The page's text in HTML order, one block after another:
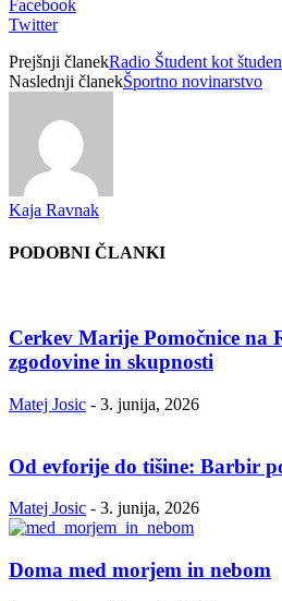
Facebook
Twitter
Prejšnji članekRadio Študent kot
Naslednji članekŠportno novinarstvo
Kaja Ravnak
PODOBNI ČLANKI
Cerkev Marije Pomočnice na
zgodovine in skupnosti
Matej Josic - 3. junija, 2026
Od evforije do tišine: Barbir
Matej Josic - 3. junija, 2026
Doma med morjem in nebom